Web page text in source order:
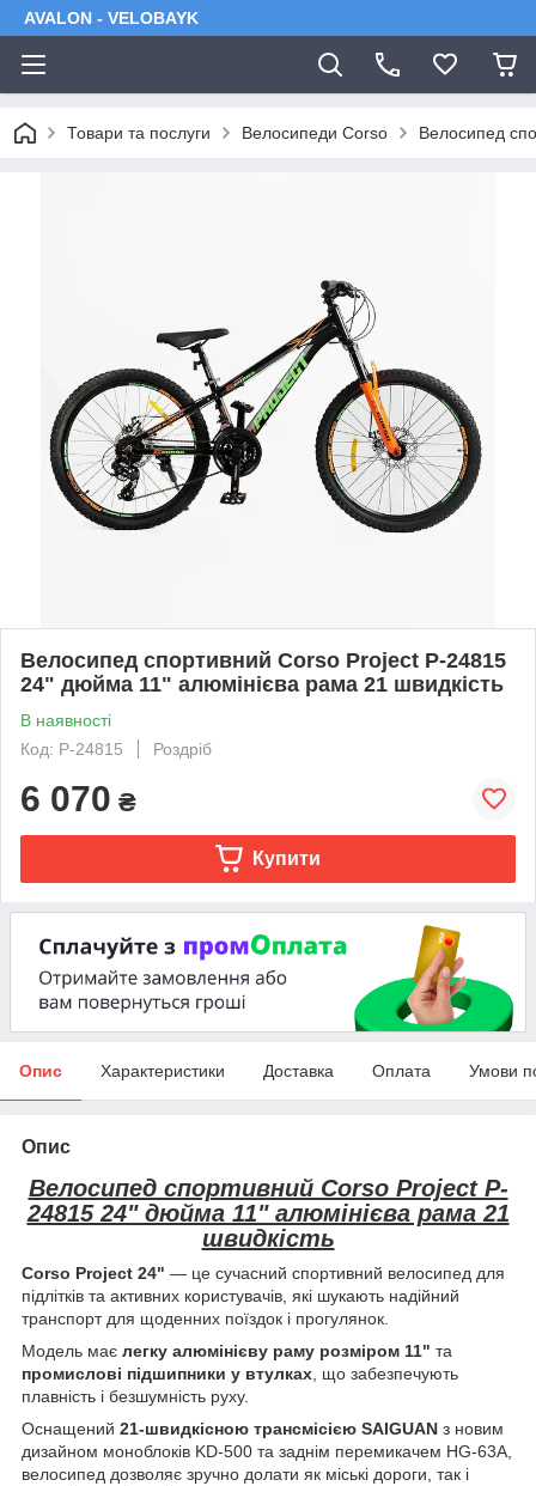
AVALON - VELOBAYK
Товари та послуги Велосипеди Corso Велосипед
Велосипед спортивний Corso Project P-24815
24" дюйма 11" алюмінієва рама 21 швидкість
В наявності
Код: P-24815
Роздріб
6 070 ₴
Купити
Опис Характеристики Доставка Оплата Умови
Опис
Велосипед спортивний Corso Project P-
24815 24" дюйма 11" алюмінієва рама 21
швидкість
Corso Project 24" — це сучасний спортивний велосипед для
підлітків та активних користувачів, які шукають надійний
транспорт для щоденних поїздок і прогулянок.
Модель має легку алюмінієву раму розміром 11" та
промислові підшипники у втулках, що забезпечують
плавність і безшумність руху.
Оснащений 21-швидкісною трансмісією SAIGUAN з новим
дизайном моноблоків KD-500 та заднім перемикачем HG-63A,
велосипед дозволяє зручно долати як міські дороги, так і